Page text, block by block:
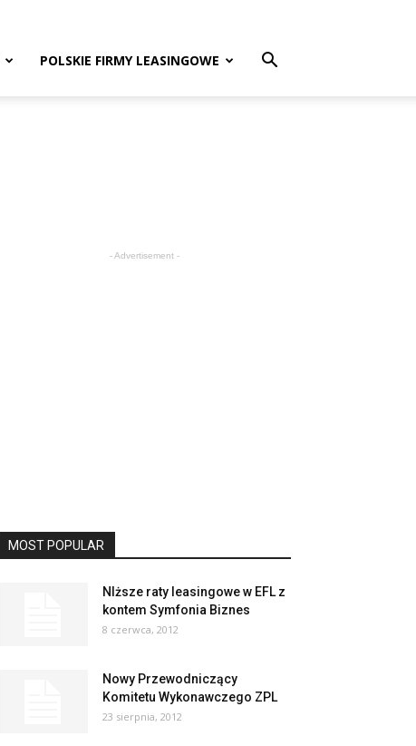
POLSKIE FIRMY LEASINGOWE
- Advertisement -
MOST POPULAR
NIższe raty leasingowe w EFL z
kontem Symfonia Biznes
8 czerwca, 2012
Nowy Przewodniczący
Komitetu Wykonawczego ZPL
23 sierpnia, 2012